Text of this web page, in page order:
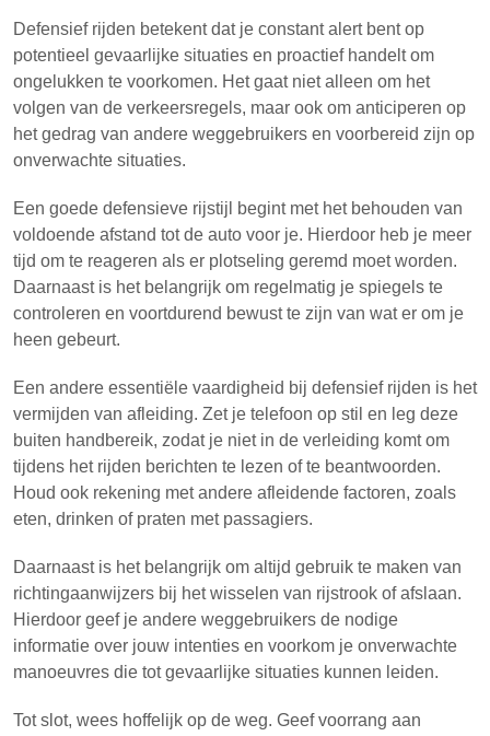
Defensief rijden betekent dat je constant alert bent op
potentieel gevaarlijke situaties en proactief handelt om
ongelukken te voorkomen. Het gaat niet alleen om het
volgen van de verkeersregels, maar ook om anticiperen op
het gedrag van andere weggebruikers en voorbereid zijn op
onverwachte situaties.
Een goede defensieve rijstijl begint met het behouden van
voldoende afstand tot de auto voor je. Hierdoor heb je meer
tijd om te reageren als er plotseling geremd moet worden.
Daarnaast is het belangrijk om regelmatig je spiegels te
controleren en voortdurend bewust te zijn van wat er om je
heen gebeurt.
Een andere essentiële vaardigheid bij defensief rijden is het
vermijden van afleiding. Zet je telefoon op stil en leg deze
buiten handbereik, zodat je niet in de verleiding komt om
tijdens het rijden berichten te lezen of te beantwoorden.
Houd ook rekening met andere afleidende factoren, zoals
eten, drinken of praten met passagiers.
Daarnaast is het belangrijk om altijd gebruik te maken van
richtingaanwijzers bij het wisselen van rijstrook of afslaan.
Hierdoor geef je andere weggebruikers de nodige
informatie over jouw intenties en voorkom je onverwachte
manoeuvres die tot gevaarlijke situaties kunnen leiden.
Tot slot, wees hoffelijk op de weg. Geef voorrang aan